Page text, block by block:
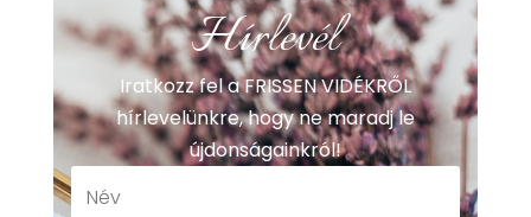
Hírlevél
Iratkozz fel a FRISSEN VIDÉKRŐL
hírlevelünkre, hogy ne maradj le
újdonságainkról!